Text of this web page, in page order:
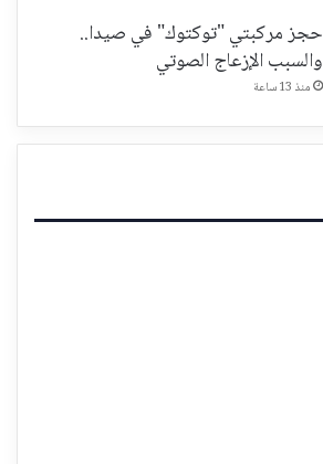
حجز مركبتي "توكتوك" في صيدا..
والسبب الإزعاج الصوتي
منذ 13 ساعة